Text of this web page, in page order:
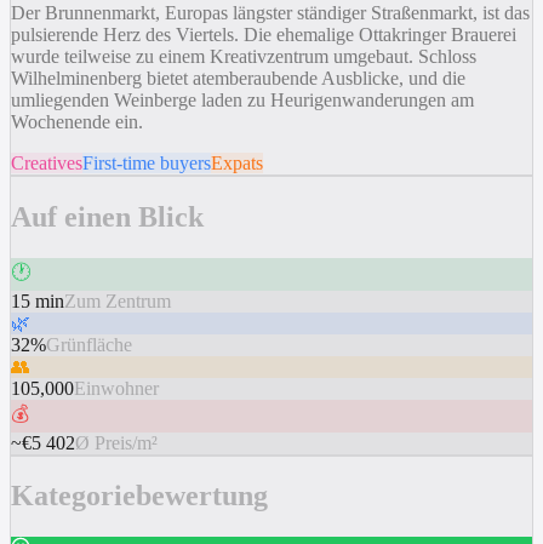
Der Brunnenmarkt, Europas längster ständiger Straßenmarkt, ist das
pulsierende Herz des Viertels. Die ehemalige Ottakringer Brauerei
wurde teilweise zu einem Kreativzentrum umgebaut. Schloss
Wilhelminenberg bietet atemberaubende Ausblicke, und die
umliegenden Weinberge laden zu Heurigenwanderungen am
Wochenende ein.
CreativesFirst-time buyersExpats
Auf einen Blick
🕐
15 minZum Zentrum
🌿
32%Grünfläche
👥
105,000Einwohner
💰
~€5 402Ø Preis/m²
Kategoriebewertung